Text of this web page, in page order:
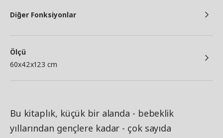
Diğer Fonksiyonlar
Ölçü
60x42x123 cm
Bu kitaplık, küçük bir alanda - bebeklik
yıllarından gençlere kadar - çok sayıda